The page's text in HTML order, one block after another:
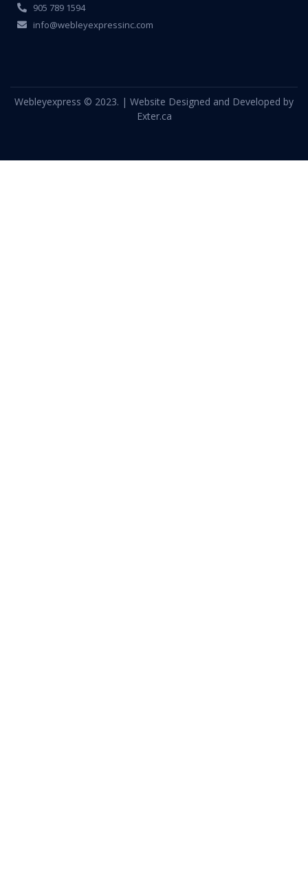
905 789 1594
info@webleyexpressinc.com
Webleyexpress © 2023. | Website Designed and Developed by
Exter.ca